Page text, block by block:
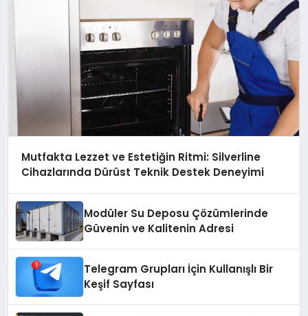
Mutfakta Lezzet ve Estetiğin Ritmi: Silverline
Cihazlarında Dürüst Teknik Destek Deneyimi
Modüler Su Deposu Çözümlerinde
Güvenin ve Kalitenin Adresi
Telegram Grupları İçin Kullanışlı Bir
Keşif Sayfası